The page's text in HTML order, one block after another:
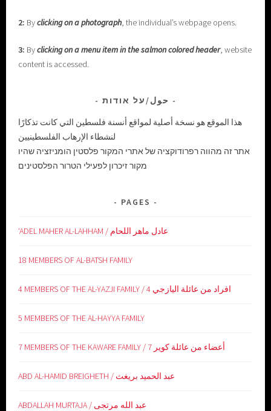
2: Byclicking on a photograph, the individual’s webpage opens.
3: Byclicking on a menu item in the salmon colored header, website
content is accessed.
حول/על אודות
هذا الموقع هو نسخة أصلية لمواقع أنسنة فلسطين التي كانت تذكارًا
لنشطاء الإرهاب الفلسطينيين
אתר זה מהווה רפרודוקציה של אתרי המקור פלסטין הומניזציה שהיו
מקור זיכרון לפעילי הטרור הפלסטינים
PAGES
‘ADEL MAHER AL-LAHHAM / عادل ماهر اللحام
18 MEMBERS OF AL-BATSH FAMILY
4 MEMBERS OF THE AL-YAZJI FAMILY / 4 افراد من عائلة اليازجي
5 MEMBERS OF THE AL-HAYYA FAMILY
7 MEMBERS OF THE KAWARE FAMILY / 7 أعضاء من عائلة كوير
ABD AL-HAMID BREIGHETH / عبد الحميد بريغث
ABDALLAH MURTAJA / عبد الله مرتجى